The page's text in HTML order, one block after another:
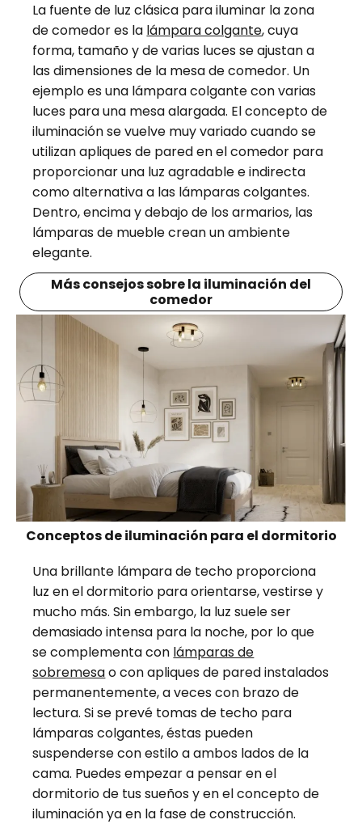
La fuente de luz clásica para iluminar la zona
de comedor es la lámpara colgante, cuya
forma, tamaño y de varias luces se ajustan a
las dimensiones de la mesa de comedor. Un
ejemplo es una lámpara colgante con varias
luces para una mesa alargada. El concepto de
iluminación se vuelve muy variado cuando se
utilizan apliques de pared en el comedor para
proporcionar una luz agradable e indirecta
como alternativa a las lámparas colgantes.
Dentro, encima y debajo de los armarios, las
lámparas de mueble crean un ambiente
elegante.
Más consejos sobre la iluminación del
comedor
Conceptos de iluminación para el dormitorio
Una brillante lámpara de techo proporciona
luz en el dormitorio para orientarse, vestirse y
mucho más. Sin embargo, la luz suele ser
demasiado intensa para la noche, por lo que
se complementa con lámparas de
sobremesao con apliques de pared instalados
permanentemente, a veces con brazo de
lectura. Si se prevé tomas de techo para
lámparas colgantes, éstas pueden
suspenderse con estilo a ambos lados de la
cama. Puedes empezar a pensar en el
dormitorio de tus sueños y en el concepto de
iluminación ya en la fase de construcción.